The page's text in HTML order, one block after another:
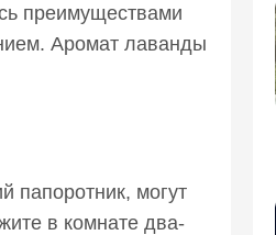
преимуществами
Аромат лаванды
папоротник, могут
в комнате два-